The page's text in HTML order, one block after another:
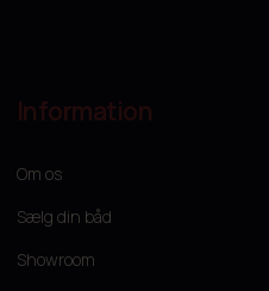
Information
Om os
Sælg din båd
Showroom